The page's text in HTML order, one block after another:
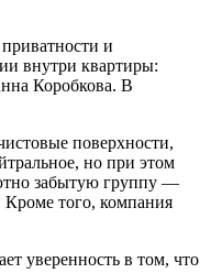
и
внутри квартиры:
Коробкова. В
поверхности,
но при этом
забытую группу —
Кроме того, компания
уверенность в том, что